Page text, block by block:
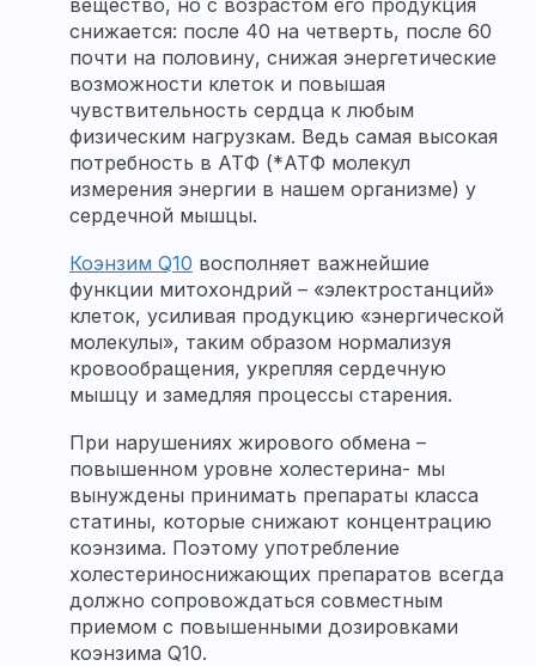
снижается: после 40 на четверть, после 60
почти на половину, снижая энергетические
возможности клеток и повышая
чувствительность сердца к любым
физическим нагрузкам. Ведь самая высокая
потребность в АТФ (*АТФ молекул
измерения энергии в нашем организме) у
сердечной мышцы.
Коэнзим Q10 восполняет важнейшие
функции митохондрий – «электростанций»
клеток, усиливая продукцию «энергической
молекулы», таким образом нормализуя
кровообращения, укрепляя сердечную
мышцу и замедляя процессы старения.
При нарушениях жирового обмена –
повышенном уровне холестерина- мы
вынуждены принимать препараты класса
статины, которые снижают концентрацию
коэнзима. Поэтому употребление
холестериноснижающих препаратов всегда
должно сопровождаться совместным
приемом с повышенными дозировками
коэнзима Q10.